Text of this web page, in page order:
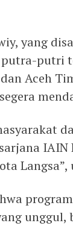
yang
putri
Aceh
Langsa”,